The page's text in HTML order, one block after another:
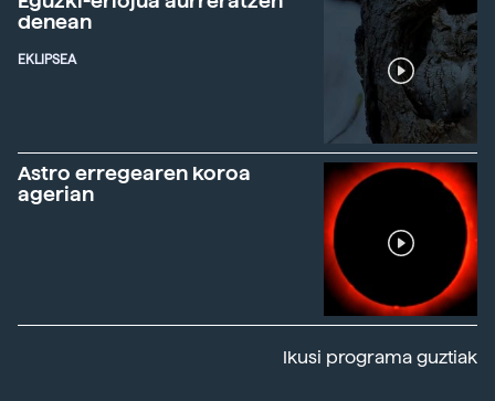
denean
EKLIPSEA
Astro erregearen koroa
agerian
Ikusi programa guztiak